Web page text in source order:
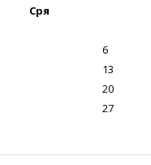
Сря
6
13
20
27